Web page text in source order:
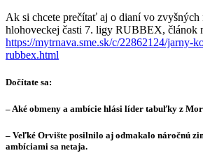
Ak si chcete prečítať aj o dianí vo zvyšných
hlohoveckej časti 7. ligy RUBBEX, článok
https://mytrnava.sme.sk/c/22862124/jarny-
rubbex.html
Dočítate sa:
– Aké obmeny a ambície hlási líder tabuľky z
– Veľké Orvište posilnilo aj odmakalo náročnú
ambíciami sa netaja.